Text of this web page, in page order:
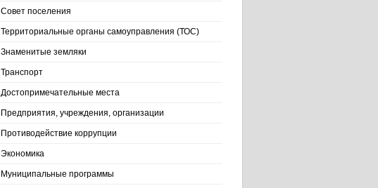
Совет поселения
Территориальные органы самоуправления (ТОС)
Знаменитые земляки
Транспорт
Достопримечательные места
Предприятия, учреждения, организации
Противодействие коррупции
Экономика
Муниципальные программы